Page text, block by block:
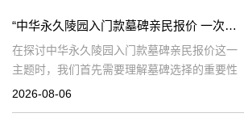
“中华永久陵园入门款墓碑亲民报价 一次性付清享折上折：超值优惠与便捷选择的完美结合”
在探讨中华永久陵园入门款墓碑亲民报价这一
主题时，我们首先需要理解墓碑选择的重要性
及其对逝者与生者的影响。墓碑不仅是对逝者
2026-08-06